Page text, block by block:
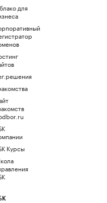
для
Курсы